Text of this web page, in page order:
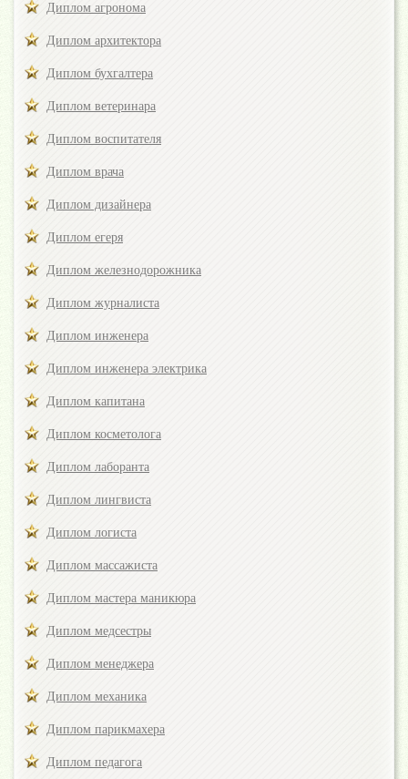
Диплом агронома
Диплом архитектора
Диплом бухгалтера
Диплом ветеринара
Диплом воспитателя
Диплом врача
Диплом дизайнера
Диплом егеря
Диплом железнодорожника
Диплом журналиста
Диплом инженера
Диплом инженера электрика
Диплом капитана
Диплом косметолога
Диплом лаборанта
Диплом лингвиста
Диплом логиста
Диплом массажиста
Диплом мастера маникюра
Диплом медсестры
Диплом менеджера
Диплом механика
Диплом парикмахера
Диплом педагога